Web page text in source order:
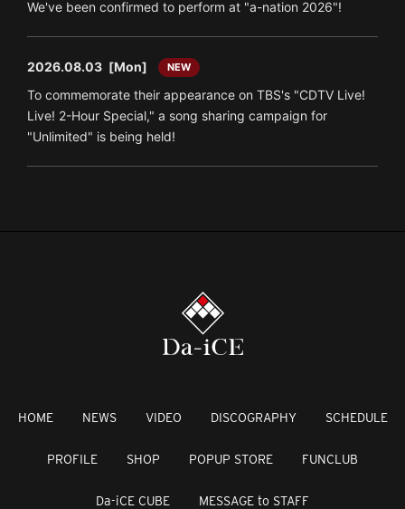
We've been confirmed to perform at "a-nation 2026"!
2026.08.03 [Mon] NEW
To commemorate their appearance on TBS's "CDTV Live!
Live! 2-Hour Special," a song sharing campaign for
"Unlimited" is being held!
HOME NEWS VIDEO DISCOGRAPHY SCHEDULE
PROFILE SHOP POPUP STORE FUNCLUB
Da-iCE CUBE MESSAGE to STAFF